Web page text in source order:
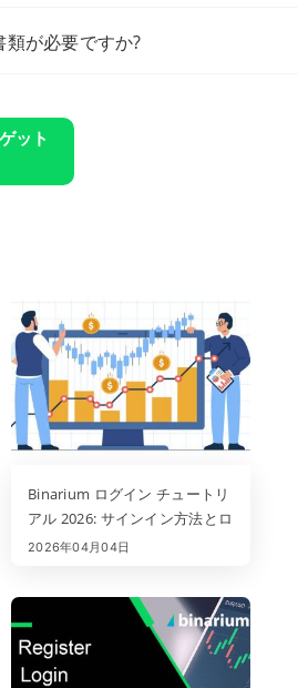
が必要ですか?
ット
Binarium ログイン チュートリ
アル 2026: サインイン方法とロ
グイン問題の解決方法
2026年04月04日